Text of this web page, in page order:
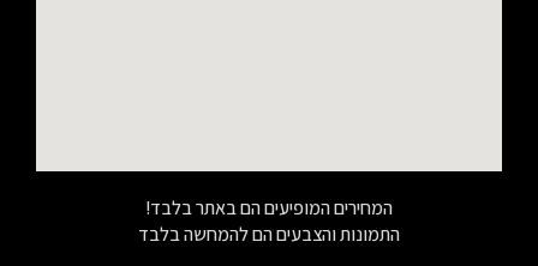
המחירים המופיעים הם באתר בלבד!
התמונות והצבעים הם להמחשה בלבד